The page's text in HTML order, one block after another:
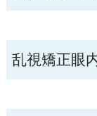
乱視矯正眼